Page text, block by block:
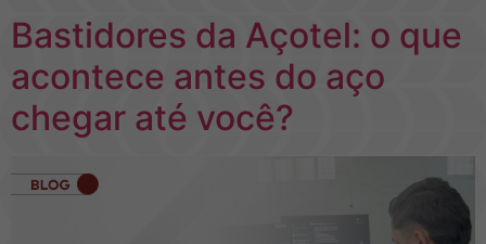
Bastidores da Açotel: o que
acontece antes do aço
chegar até você?